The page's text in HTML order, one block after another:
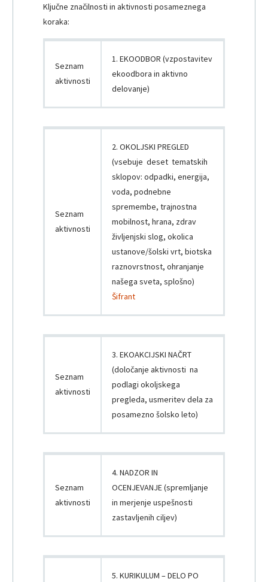
Ključne značilnosti in aktivnosti posameznega
koraka:
Seznam
aktivnosti
1. EKOODBOR (vzpostavitev
ekoodbora in aktivno
delovanje)
Seznam
aktivnosti
2. OKOLJSKI PREGLED
(vsebuje deset tematskih
sklopov: odpadki, energija,
voda, podnebne
spremembe, trajnostna
mobilnost, hrana, zdrav
življenjski slog, okolica
ustanove/šolski vrt, biotska
raznovrstnost, ohranjanje
našega sveta, splošno)
Šifrant
Seznam
aktivnosti
3. EKOAKCIJSKI NAČRT
(določanje aktivnosti na
podlagi okoljskega
pregleda, usmeritev dela za
posamezno šolsko leto)
Seznam
aktivnosti
4. NADZOR IN
OCENJEVANJE (spremljanje
in merjenje uspešnosti
zastavljenih ciljev)
5. KURIKULUM – DELO PO